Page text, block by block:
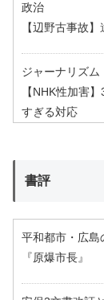
政治
【辺野古事故
ジャーナリズム
【NHK性加害
すぎる対応
書評
平和都市・広島
『原爆市長』